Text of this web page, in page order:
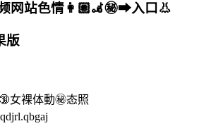
网站色情👩🏽‍🦼‍㊙️➡入口👃
版
女裸体動㊙️态照